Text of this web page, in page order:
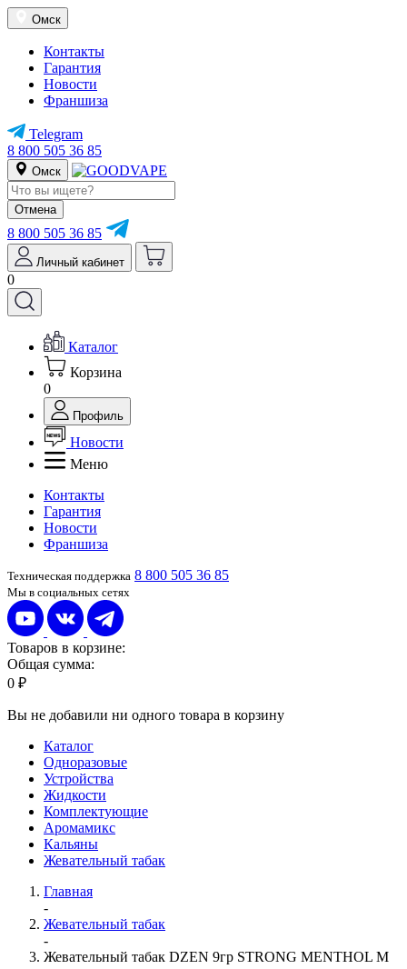
Омск
Контакты
Гарантия
Новости
Франшиза
Telegram
8 800 505 36 85
Омск
Отмена
8 800 505 36 85
Личный кабинет
0
Каталог
Корзина
0
Профиль
Новости
Меню
Контакты
Гарантия
Новости
Франшиза
Техническая поддержка 8 800 505 36 85
Мы в социальных сетях
Товаров в корзине:
Общая сумма:
0 ₽
Вы не добавили ни одного товара в корзину
Каталог
Одноразовые
Устройства
Жидкости
Комплектующие
Аромамикс
Кальяны
Жевательный табак
Главная
-
Жевательный табак
-
Жевательный табак DZEN 9гр STRONG MENTHOL М